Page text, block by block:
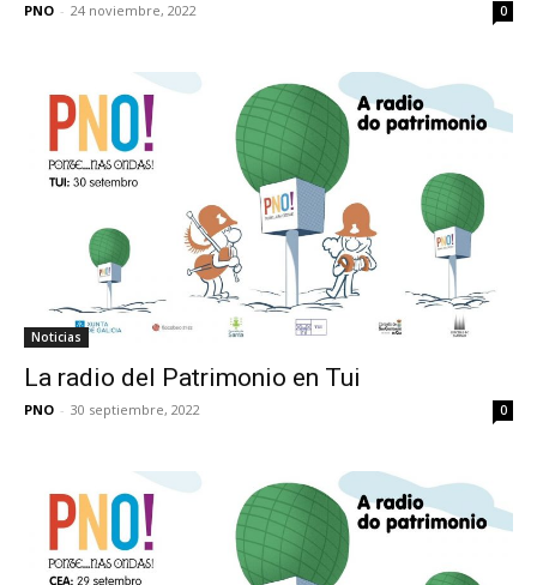
PNO - 24 noviembre, 2022 0
Noticias
La radio del Patrimonio en Tui
PNO - 30 septiembre, 2022 0